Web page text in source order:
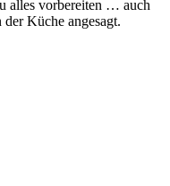
alles vor­be­rei­ten … auch
Küche ange­sagt.